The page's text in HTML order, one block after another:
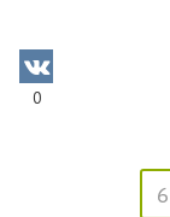
0
6